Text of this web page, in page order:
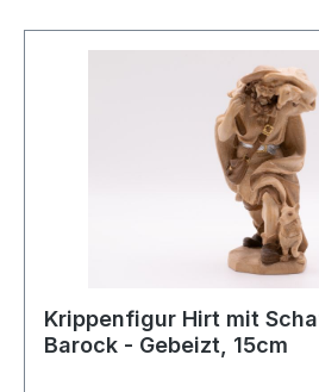
Krippenfigur Hirt mit
Barock - Gebeizt, 15cm